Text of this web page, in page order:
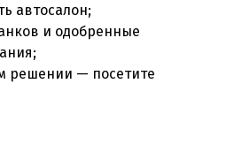
автосалон;
и одобренные
решении — посетите